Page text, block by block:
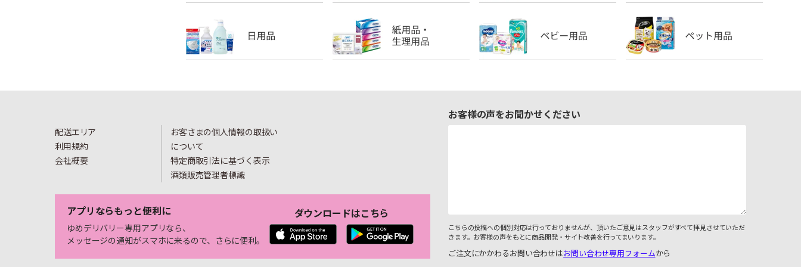
配送エリア
利用規約
会社概要
お客さまの個人情報の取扱い
について
特定商取引法に基づく表示
酒類販売管理者標識
アプリならもっと便利に
ゆめデリバリー専用アプリなら、
メッセージの通知がスマホに来るので、さらに便利。
ダウンロードはこちら
お客様の声をお聞かせください
こちらの投稿への個別対応は行っておりませんが、頂いたご意見はスタッフがすべて拝見させていただ
きます。お客様の声をもとに商品開発・サイト改善を行ってまいります。
ご注文にかかわるお問い合わせはお問い合わせ専用フォームから